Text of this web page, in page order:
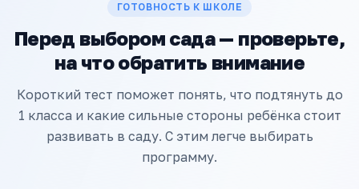
ГОТОВНОСТЬ К ШКОЛЕ
Перед выбором сада — проверьте,
на что обратить внимание
Короткий тест поможет понять, что подтянуть до
1 класса и какие сильные стороны ребёнка стоит
развивать в саду. С этим легче выбирать
программу.